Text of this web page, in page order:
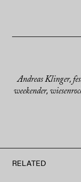
Andreas Klinger,
weekender,
RELATED